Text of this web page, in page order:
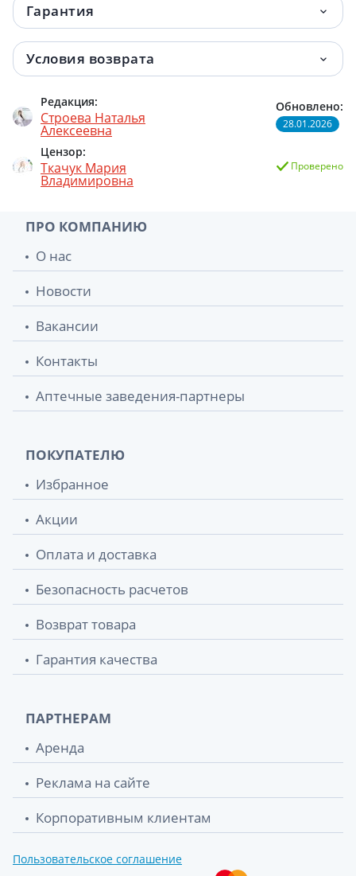
Гарантия
Условия возврата
Редакция:
Строева Наталья
Алексеевна
Цензор:
Ткачук Мария
Владимировна
Обновлено:
28.01.2026
Проверено
ПРО КОМПАНИЮ
О нас
Новости
Вакансии
Контакты
Аптечные заведения-партнеры
ПОКУПАТЕЛЮ
Избранное
Акции
Оплата и доставка
Безопасность расчетов
Возврат товара
Гарантия качества
ПАРТНЕРАМ
Аренда
Реклама на сайте
Корпоративным клиентам
Пользовательское соглашение